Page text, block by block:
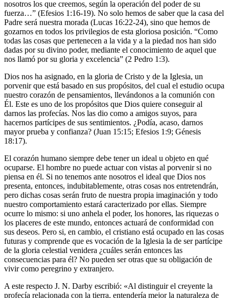
nosotros los que creemos, según la operación del poder de su
fuerza…” (Efesios 1:16-19). No solo hemos de saber que la casa del
Padre será nuestra morada (Lucas 16:22-24), sino que hemos de
gozarnos en todos los privilegios de esta gloriosa posición. “Como
todas las cosas que pertenecen a la vida y a la piedad nos han sido
dadas por su divino poder, mediante el conocimiento de aquel que
nos llamó por su gloria y excelencia” (2 Pedro 1:3).
Dios nos ha asignado, en la gloria de Cristo y de la Iglesia, un
porvenir que está basado en sus propósitos, del cual el estudio ocupa
nuestro corazón de pensamientos, llevándonos a la comunión con
Él. Este es uno de los propósitos que Dios quiere conseguir al
darnos las profecías. Nos las dio como a amigos suyos, para
hacernos partícipes de sus sentimientos. ¿Podía, acaso, darnos
mayor prueba y confianza? (Juan 15:15; Efesios 1:9; Génesis
18:17).
El corazón humano siempre debe tener un ideal u objeto en qué
ocuparse. El hombre no puede actuar con vistas al porvenir si no
piensa en él. Si no tenemos ante nosotros el ideal que Dios nos
presenta, entonces, indubitablemente, otras cosas nos entretendrán,
pero dichas cosas serán fruto de nuestra propia imaginación y todo
nuestro comportamiento estará caracterizado por ellas. Siempre
ocurre lo mismo: si uno anhela el poder, los honores, las riquezas o
los placeres de este mundo, entonces actuará de conformidad con
sus deseos. Pero si, en cambio, el cristiano está ocupado en las cosas
futuras y comprende que es vocación de la Iglesia la de ser partícipe
de la gloria celestial venidera ¿cuáles serán entonces las
consecuencias para él? No pueden ser otras que su obligación de
vivir como peregrino y extranjero.
A este respecto J. N. Darby escribió: «Al distinguir el creyente la
profecía relacionada con la tierra, entendería mejor la naturaleza de